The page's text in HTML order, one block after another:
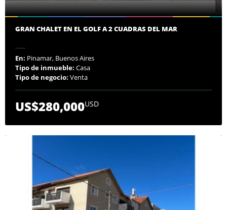
GRAN CHALET EN EL GOLF A 2 CUADRAS DEL MAR
En: Pinamar, Buenos Aires
Tipo de inmueble: Casa
Tipo de negocio: Venta
US$280,000USD